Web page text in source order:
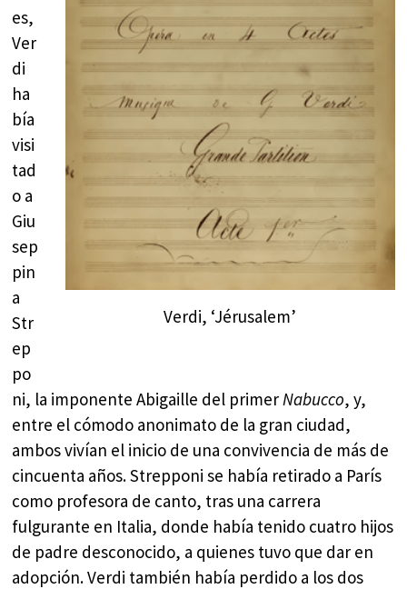
Verdi, ‘Jérusalem’
es,
Ver
di
ha
bía
visi
tad
o a
Giu
sep
pin
a
Str
ep
po
ni, la imponente Abigaille del primer Nabucco, y,
entre el cómodo anonimato de la gran ciudad,
ambos vivían el inicio de una convivencia de más de
cincuenta años. Strepponi se había retirado a París
como profesora de canto, tras una carrera
fulgurante en Italia, donde había tenido cuatro hijos
de padre desconocido, a quienes tuvo que dar en
adopción. Verdi también había perdido a los dos